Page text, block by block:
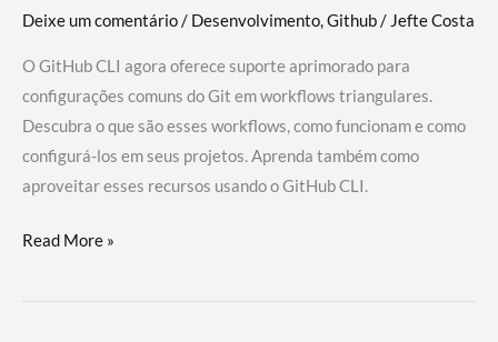
Deixe um comentário/ Desenvolvimento,Github/ Jefte Costa
O GitHub CLI agora oferece suporte aprimorado para
configurações comuns do Git em workflows triangulares.
Descubra o que são esses workflows, como funcionam e como
configurá-los em seus projetos. Aprenda também como
aproveitar esses recursos usando o GitHub CLI.
GitHub
revoluciona
Read More »